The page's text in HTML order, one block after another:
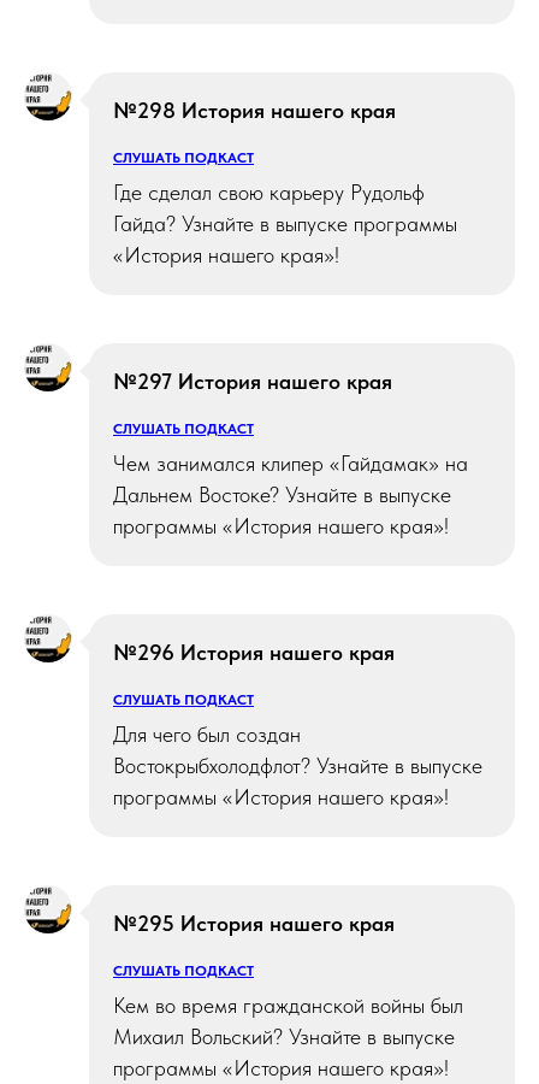
№298 История нашего края
СЛУШАТЬ ПОДКАСТ
Где сделал свою карьеру Рудольф
Гайда? Узнайте в выпуске программы
«История нашего края»!
№297 История нашего края
СЛУШАТЬ ПОДКАСТ
Чем занимался клипер «Гайдамак» на
Дальнем Востоке? Узнайте в выпуске
программы «История нашего края»!
№296 История нашего края
СЛУШАТЬ ПОДКАСТ
Для чего был создан
Востокрыбхолодфлот? Узнайте в выпуске
программы «История нашего края»!
№295 История нашего края
СЛУШАТЬ ПОДКАСТ
Кем во время гражданской войны был
Михаил Вольский? Узнайте в выпуске
программы «История нашего края»!